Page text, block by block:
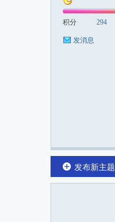
积分 294
发消息
发布新主题